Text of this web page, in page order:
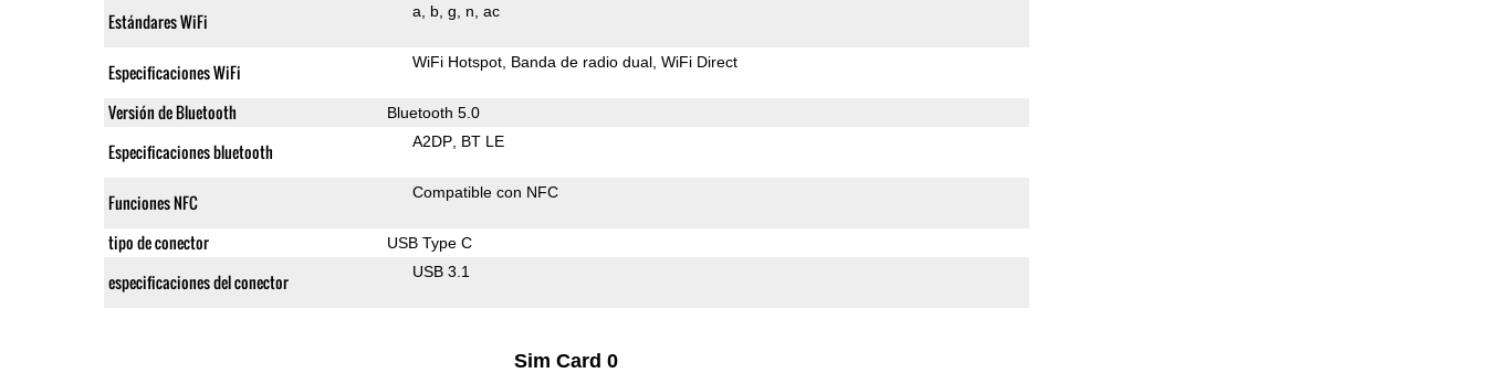
Estándares WiFi a b g n ac
Especificaciones WiFi WiFi Hotspot Banda de radio dual WiFi Direct
Versión de Bluetooth Bluetooth 5.0
Especificaciones bluetooth A2DP BT LE
Funciones NFC Compatible con NFC
tipo de conector USB Type C
especificaciones del conector USB 3.1
Sim Card 0